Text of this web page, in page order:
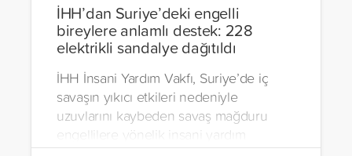
İHH’dan Suriye’deki engelli
bireylere anlamlı destek: 228
elektrikli sandalye dağıtıldı
İHH İnsani Yardım Vakfı, Suriye’de iç
savaşın yıkıcı etkileri nedeniyle
uzuvlarını kaybeden savaş mağduru
engellilere yönelik insani yardım